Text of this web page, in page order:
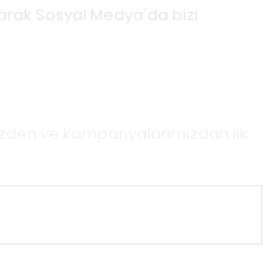
Sosyal Medya'da bizi